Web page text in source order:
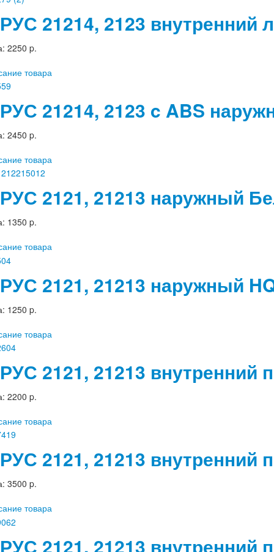
21214, 2123 внутренний
2250 p.
товара
21214, 2123 c ABS
2450 p.
товара
2121, 21213 наружный
1350 p.
товара
2121, 21213 наружный
1250 p.
товара
2121, 21213 внутренний
2200 p.
товара
2121, 21213 внутренний
3500 p.
товара
2121, 21213 внутренний